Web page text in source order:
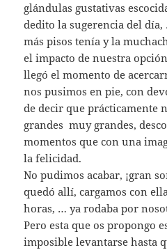
glándulas gustativas
dedito la sugerencia del
más pisos tenía y la
el impacto de nuestra
llegó el momento de
nos pusimos en pie, con
de decir que prácticamente
grandes muy grandes,
momentos que con una
la felicidad.
No pudimos acabar, ¡gran
quedó allí, cargamos con
horas, … ya rodaba por
Pero esta que os propongo
imposible levantarse hasta